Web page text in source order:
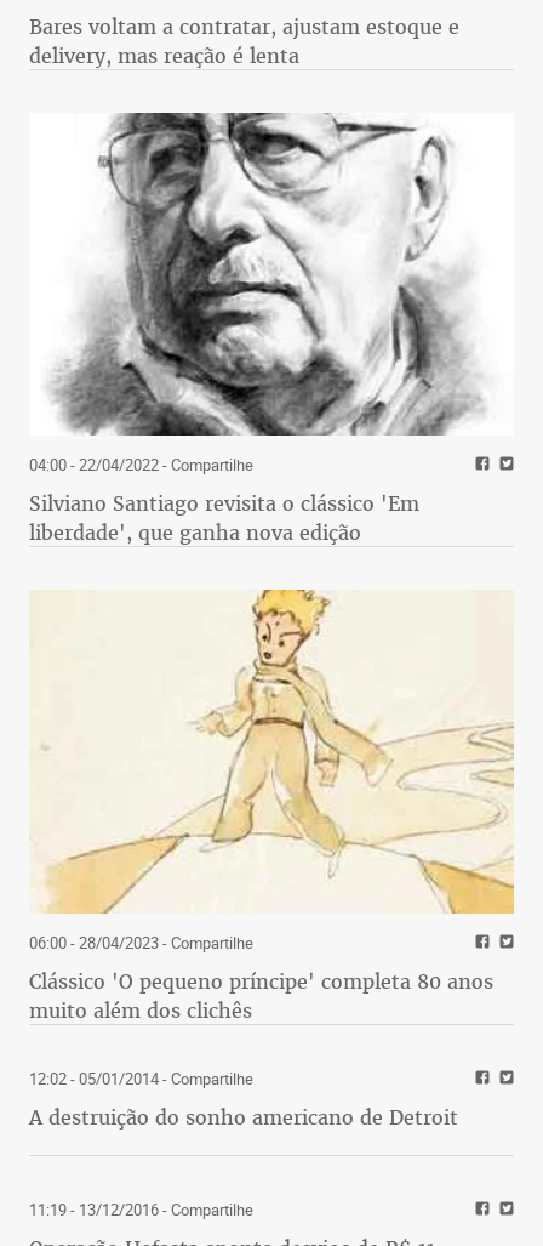
Bares voltam a contratar, ajustam estoque e
delivery, mas reação é lenta
04:00 - 22/04/2022- Compartilhe
Silviano Santiago revisita o clássico 'Em
liberdade', que ganha nova edição
06:00 - 28/04/2023- Compartilhe
Clássico 'O pequeno príncipe' completa 80 anos
muito além dos clichês
12:02 - 05/01/2014- Compartilhe
A destruição do sonho americano de Detroit
11:19 - 13/12/2016- Compartilhe